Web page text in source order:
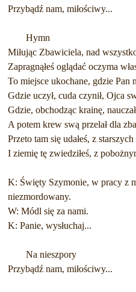
Przybądź nam, miłościwy...
Hymn
Miłując Zbawiciela, nad
Zapragnąłeś oglądać oczyma
To miejsce ukochane, gdzie Pan
Gdzie uczył, cuda czynił, Ojca
Gdzie, obchodząc krainę,
A potem krew swą przelał dla
Przeto tam się udałeś, z
I ziemię tę zwiedziłeś, z
K: Święty Szymonie, w pracy z
niezmordowany.
W: Módl się za nami.
K: Panie, wysłuchaj...
Na nieszpory
Przybądź nam, miłościwy...